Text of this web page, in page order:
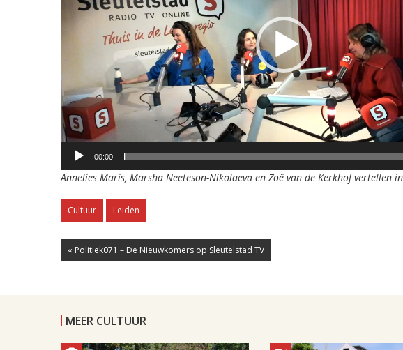
00:00
Annelies Maris, Marsha Neeteson-Nikolaeva en Zoë van de Kerkhof vertellen
Cultuur Leiden
« Politiek071 – De Nieuwkomers op Sleutelstad TV
MEER CULTUUR